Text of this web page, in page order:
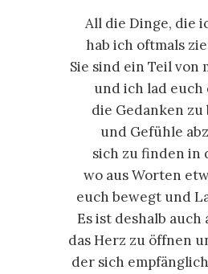
All die Dinge, die
hab ich oftmals
Sie sind ein Teil von
und ich lad euch
die Gedanken
und Gefühle
sich zu finden in
wo aus Worten
euch bewegt und
Es ist deshalb auch
das Herz zu öffnen
der sich